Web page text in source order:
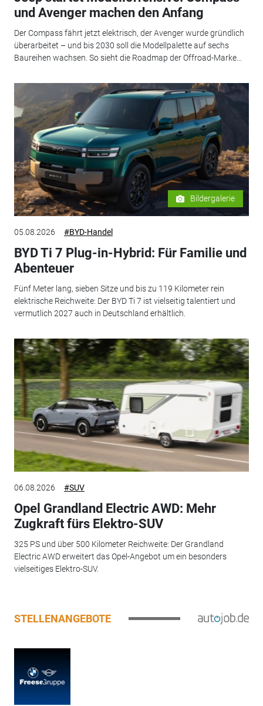
und Avenger machen den Anfang
Der Compass fährt jetzt elektrisch, der Avenger wurde gründlich
überarbeitet – und bis 2030 soll die Modellpalette auf sechs
Baureihen wachsen. So sieht die Roadmap der Offroad-Marke...
Bildergalerie
05.08.2026 #BYD-Handel
BYD Ti 7 Plug-in-Hybrid: Für Familie und
Abenteuer
Fünf Meter lang, sieben Sitze und bis zu 119 Kilometer rein
elektrische Reichweite: Der BYD Ti 7 ist vielseitig talentiert und
vermutlich 2027 auch in Deutschland erhältlich.
06.08.2026 #SUV
Opel Grandland Electric AWD: Mehr
Zugkraft fürs Elektro-SUV
325 PS und über 500 Kilometer Reichweite: Der Grandland
Electric AWD erweitert das Opel-Angebot um ein besonders
vielseitiges Elektro-SUV.
STELLENANGEBOTE